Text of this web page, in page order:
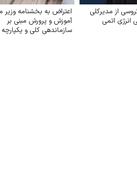
از مدیرکلی
انرژی اتمی
اعتراض به بخشنامه وزیر
آموزش و پرورش مبنی بر
سازماندهی کلی و یکپارچه